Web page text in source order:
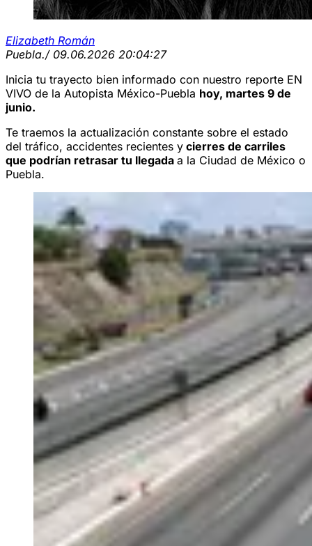
Elizabeth Román
Puebla./ 09.06.2026 20:04:27
Inicia tu trayecto bien informado con nuestro reporte EN
VIVO de la Autopista México-Puebla hoy, martes 9 de
junio.
Te traemos la actualización constante sobre el estado
del tráfico, accidentes recientes y cierres de carriles
que podrían retrasar tu llegada a la Ciudad de México o
Puebla.